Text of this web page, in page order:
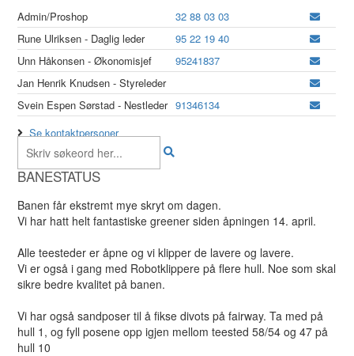
Admin/Proshop
32 88 03 03
Rune Ulriksen - Daglig leder
95 22 19 40
Unn Håkonsen - Økonomisjef
95241837
Jan Henrik Knudsen - Styreleder
Svein Espen Sørstad - Nestleder 91346134
Se kontaktpersoner
BANESTATUS
Banen får ekstremt mye skryt om dagen.
Vi har hatt helt fantastiske greener siden åpningen 14. april.
Alle teesteder er åpne og vi klipper de lavere og lavere.
Vi er også i gang med Robotklippere på flere hull. Noe som skal
sikre bedre kvalitet på banen.
Vi har også sandposer til å fikse divots på fairway. Ta med på
hull 1, og fyll posene opp igjen mellom teested 58/54 og 47 på
hull 10